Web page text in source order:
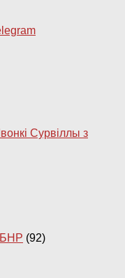
Сурвіллы з
БНР (92)